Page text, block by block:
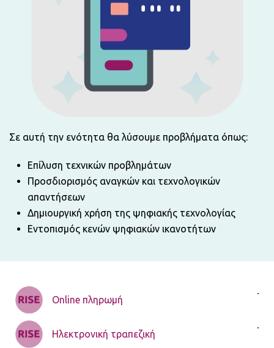
Σε αυτή την ενότητα θα λύσουμε προβλήματα όπως:
Επίλυση τεχνικών προβλημάτων
Προσδιορισμός αναγκών και τεχνολογικών
απαντήσεων
Δημιουργική χρήση της ψηφιακής τεχνολογίας
Εντοπισμός κενών ψηφιακών ικανοτήτων
Online πληρωμή
Ηλεκτρονική τραπεζική